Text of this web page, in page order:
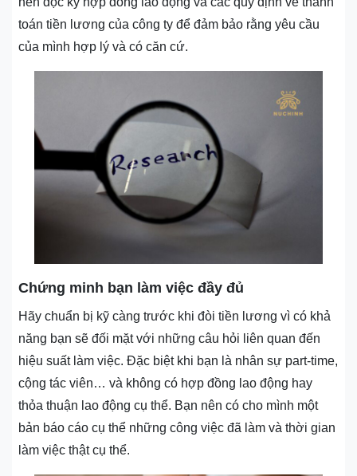
toán tiền lương của công ty để đảm bảo rằng yêu cầu
của mình hợp lý và có căn cứ.
Chứng minh bạn làm việc đầy đủ
Hãy chuẩn bị kỹ càng trước khi đòi tiền lương vì có khả
năng bạn sẽ đối mặt với những câu hỏi liên quan đến
hiệu suất làm việc. Đặc biệt khi bạn là nhân sự part-time,
cộng tác viên… và không có hợp đồng lao động hay
thỏa thuận lao động cụ thể. Bạn nên có cho mình một
bản báo cáo cụ thể những công việc đã làm và thời gian
làm việc thật cụ thể.